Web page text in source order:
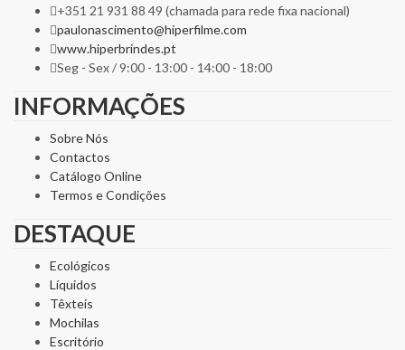
+351 21 931 88 49 (chamada para rede fixa nacional)
paulonascimento@hiperfilme.com
www.hiperbrindes.pt
Seg - Sex / 9:00 - 13:00 - 14:00 - 18:00
INFORMAÇÕES
Sobre Nós
Contactos
Catálogo Online
Termos e Condições
DESTAQUE
Ecológicos
Líquidos
Têxteis
Mochilas
Escritório